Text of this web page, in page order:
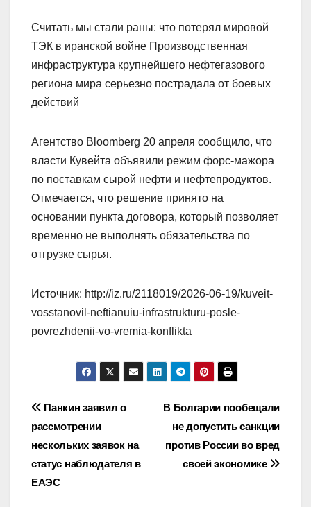
Считать мы стали раны: что потерял мировой
ТЭК в иранской войне Производственная
инфраструктура крупнейшего нефтегазового
региона мира серьезно пострадала от боевых
действий
Агентство Bloomberg 20 апреля сообщило, что
власти Кувейта объявили режим форс-мажора
по поставкам сырой нефти и нефтепродуктов.
Отмечается, что решение принято на
основании пункта договора, который позволяет
временно не выполнять обязательства по
отгрузке сырья.
Источник: http://iz.ru/2118019/2026-06-19/kuveit-
vosstanovil-neftianuiu-infrastrukturu-posle-
povrezhdenii-vo-vremia-konflikta
Навигация
по
записям
В Болгарии пообещали
не допустить санкции
против России во вред
своей экономике
Панкин заявил о
рассмотрении
нескольких заявок на
статус наблюдателя в
ЕАЭС